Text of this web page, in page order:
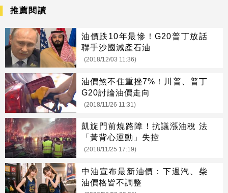
推薦閱讀
油價跌10年最慘！G20普丁放話
聯手沙國減產石油
(2018/12/03 11:36)
油價煞不住重挫7%！川普、普丁
G20討論油價走向
(2018/11/26 11:31)
凱旋門前燒路障！抗議漲油稅 法
「黃背心運動」失控
(2018/11/25 17:19)
中油宣布最新油價：下週汽、柴
油價格皆不調整